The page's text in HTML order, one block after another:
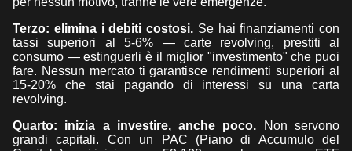
Terzo: elimina i debiti costosi. Se hai finanziamenti con
tassi superiori al 5-6% — carte revolving, prestiti al
consumo — estinguerli è il miglior "investimento" che puoi
fare. Nessun mercato ti garantisce rendimenti superiori al
15-20% che stai pagando di interessi su una carta
revolving.
Quarto: inizia a investire, anche poco. Non servono
grandi capitali. Con un PAC (Piano di Accumulo del